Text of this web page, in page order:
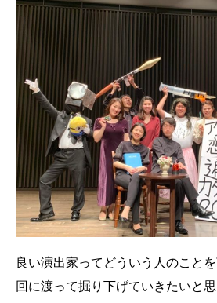
良い演出家ってどういう人のこと
回に渡って掘り下げていきたいと思